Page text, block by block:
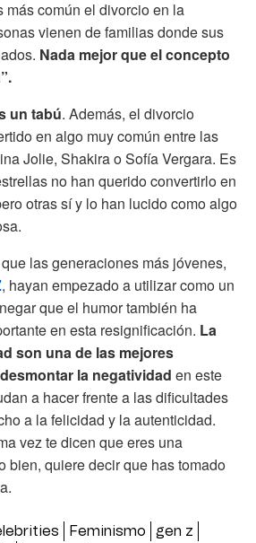
más común el divorcio en la
vienen de familias donde sus
Nada mejor que el concepto
un tabú. Además, el divorcio
en algo muy común entre las
Jolie, Shakira o Sofía Vergara. Es
no han querido convertirlo en
otras sí y lo han lucido como algo
las generaciones más jóvenes,
, hayan empezado a utilizar como un
que el humor también ha
en esta resignificación. La
son una de las mejores
la negatividad en este
a hacer frente a las dificultades
a la felicidad y la autenticidad.
vez te dicen que eres una
bien, quiere decir que has tomado
Feminismo
gen z